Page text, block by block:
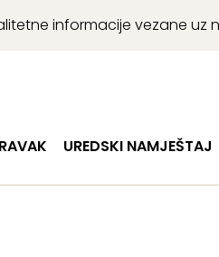
informacije vezane uz
UREDSKI NAMJEŠTAJ